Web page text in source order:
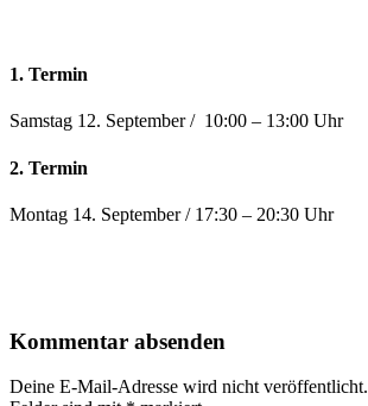
1. Termin
Samstag 12. September / 10:00 – 13:00 Uhr
2. Termin
Montag 14. September / 17:30 – 20:30 Uhr
Kommentar absenden
Deine E-Mail-Adresse wird nicht veröffentlicht.